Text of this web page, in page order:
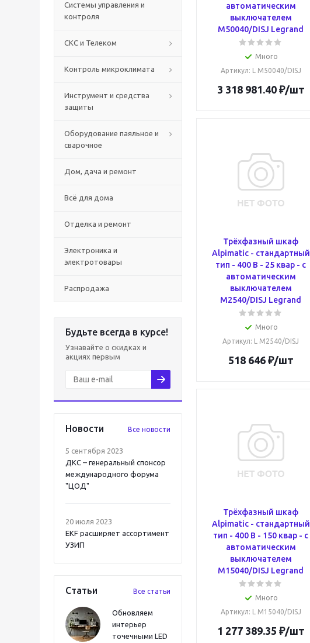
Системы управления и
контроля
СКС и Телеком
Контроль микроклимата
Инструмент и средства
защиты
Оборудование паяльное и
сварочное
Дом, дача и ремонт
Всё для дома
Отделка и ремонт
Электроника и
электротовары
Распродажа
Будьте всегда в курсе!
Узнавайте о скидках и
акциях первым
Новости Все новости
5 сентября 2023
ДКС – генеральный спонсор
международного форума
"ЦОД"
20 июля 2023
EKF расширяет ассортимент
УЗИП
Статьи Все статьи
Обновляем
интерьер
точечными LED
автоматическим
выключателем
M50040/DISJ Legrand
Много
Артикул: L M50040/DISJ
3 318 981.40₽/шт
Трёхфазный шкаф
Alpimatic - стандартный
тип - 400 В - 25 квар - c
автоматическим
выключателем
M2540/DISJ Legrand
Много
Артикул: L M2540/DISJ
518 646₽/шт
Трёхфазный шкаф
Alpimatic - стандартный
тип - 400 В - 150 квар - c
автоматическим
выключателем
M15040/DISJ Legrand
Много
Артикул: L M15040/DISJ
1 277 389.35 ₽/шт